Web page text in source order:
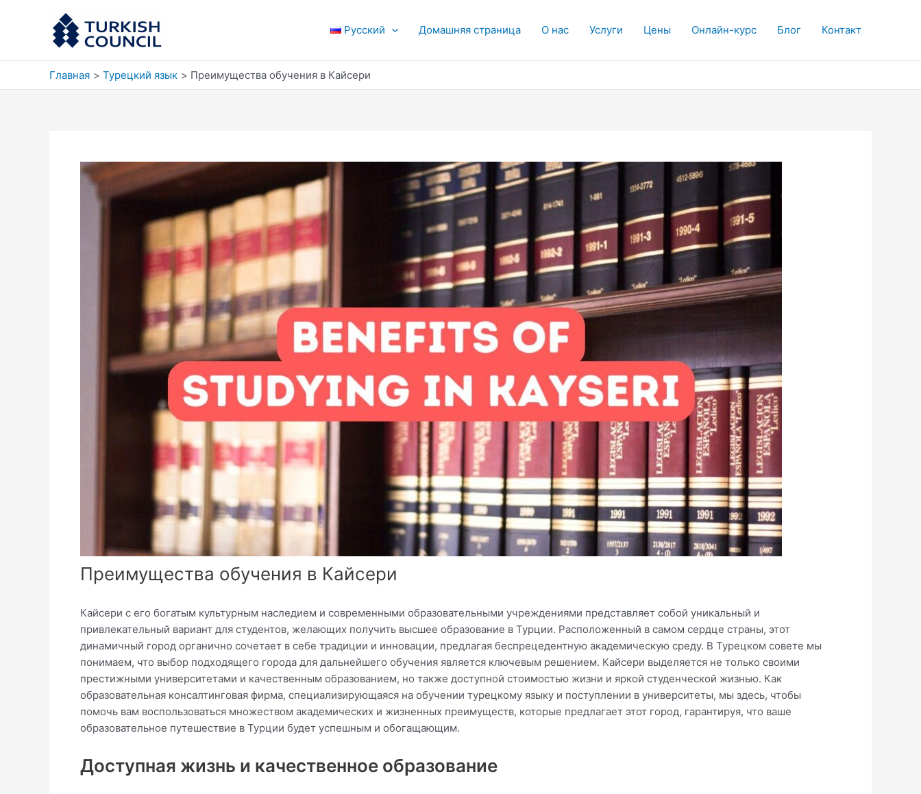
содержимому
Русский Домашняя страница О нас Услуги Цены Онлайн-курс Блог Контакт
Главная Турецкий язык Преимущества обучения в Кайсери
Преимущества обучения в Кайсери
Кайсери с его богатым культурным наследием и современными образовательными учреждениями представляет собой уникальный и
привлекательный вариант для студентов, желающих получить высшее образование в Турции. Расположенный в самом сердце страны, этот
динамичный город органично сочетает в себе традиции и инновации, предлагая беспрецедентную академическую среду. В Турецком совете мы
понимаем, что выбор подходящего города для дальнейшего обучения является ключевым решением. Кайсери выделяется не только своими
престижными университетами и качественным образованием, но также доступной стоимостью жизни и яркой студенческой жизнью. Как
образовательная консалтинговая фирма, специализирующаяся на обучении турецкому языку и поступлении в университеты, мы здесь, чтобы
помочь вам воспользоваться множеством академических и жизненных преимуществ, которые предлагает этот город, гарантируя, что ваше
образовательное путешествие в Турции будет успешным и обогащающим.
Доступная жизнь и качественное образование